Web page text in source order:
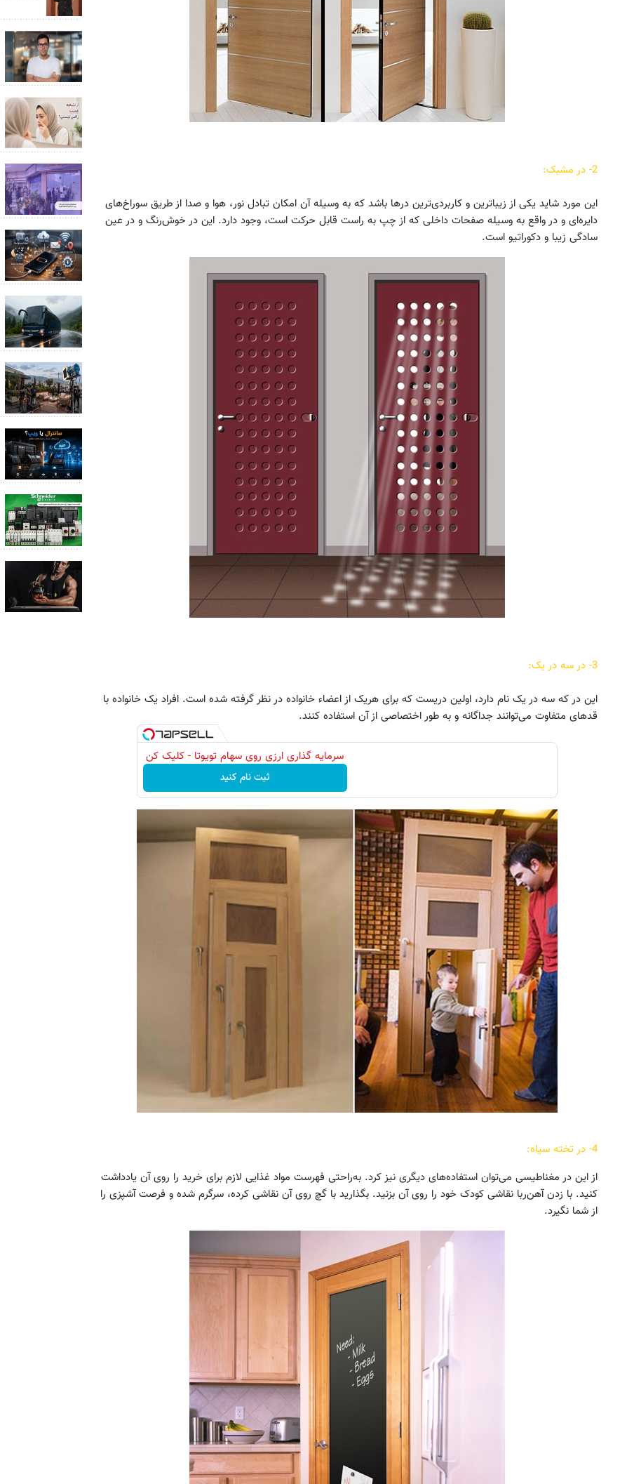
2- در مشبک:
این مورد شاید یکی از زیباترین و کاربردی‌ترین درها باشد که به وسیله آن امکان تبادل نور، هوا و صدا از طریق سوراخ‌های
دایره‌ای و در واقع به‌ وسیله صفحات داخلی که از چپ به راست قابل حرکت است، وجود دارد. این در خوش‌رنگ و در عین
سادگی زیبا و دکوراتیو است.
3- در سه در یک:
این در که سه در یک نام دارد، اولین دریست که برای هریک از اعضاء خانواده در نظر گرفته شده است. افراد یک خانواده با
قدهای متفاوت می‌توانند جداگانه و به طور اختصاصی از آن استفاده کنند.
سرمایه گذاری ارزی روی سهام تویوتا - کلیک کن
ثبت نام کنید
4- در تخته سیاه:
از این در مغناطیسی می‌توان استفاده‌های دیگری نیز کرد. به‌راحتی فهرست مواد غذایی لازم برای خرید را روی آن یادداشت
کنید. با زدن آهن‌ربا نقاشی کودک خود را روی آن بزنید. بگذارید با گچ روی آن نقاشی کرده، سرگرم شده و فرصت آشپزی را
از شما نگیرد.